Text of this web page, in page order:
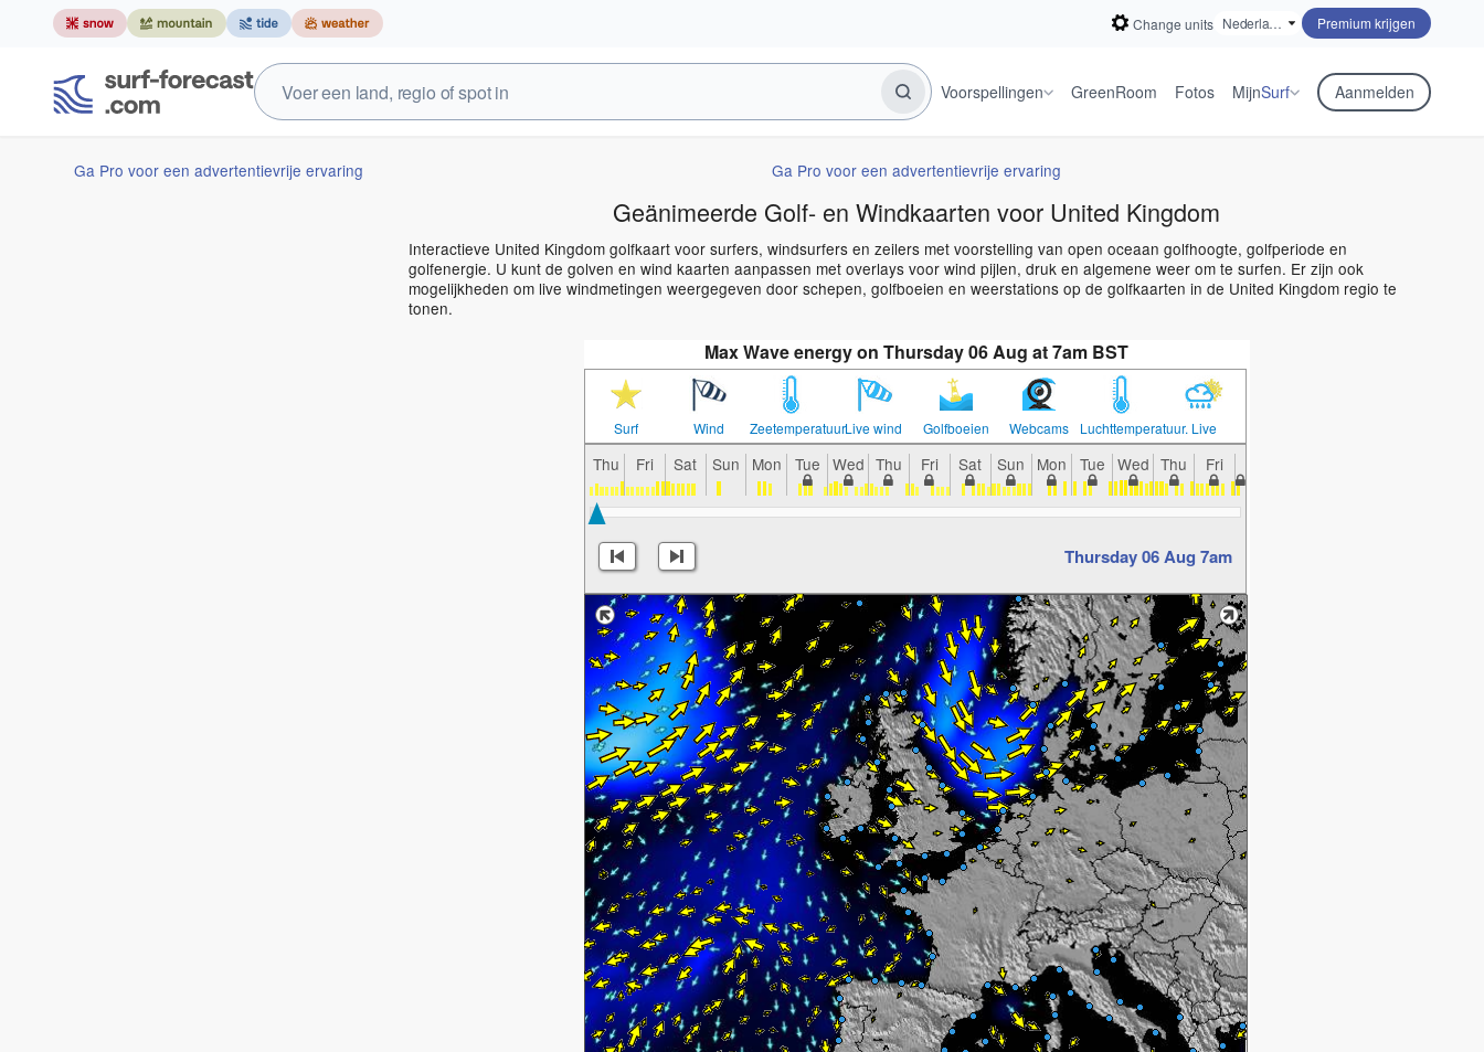
Change units Premium krijgen
Voorspellingen GreenRoom Fotos MijnSurf Aanmelden
Ga Pro voor een advertentievrije ervaring Ga Pro voor een advertentievrije ervaring
Geänimeerde Golf- en Windkaarten voor United Kingdom
Interactieve United Kingdom golfkaart voor surfers, windsurfers en zeilers met voorstelling van open oceaan golfhoogte, golfperiode en
golfenergie. U kunt de golven en wind kaarten aanpassen met overlays voor wind pijlen, druk en algemene weer om te surfen. Er zijn ook
mogelijkheden om live windmetingen weergegeven door schepen, golfboeien en weerstations op de golfkaarten in de United Kingdom regio te
tonen.
Max Wave energy on Thursday 06 Aug at 7am BST
Surf Wind Zeetemperatuur.Live wind Golfboeien Webcams Luchttemperatuur. Live
Thu Fri Sat Sun Mon Tue Wed Thu Fri Sat Sun Mon Tue Wed Thu Fri
Thursday 06 Aug 7am